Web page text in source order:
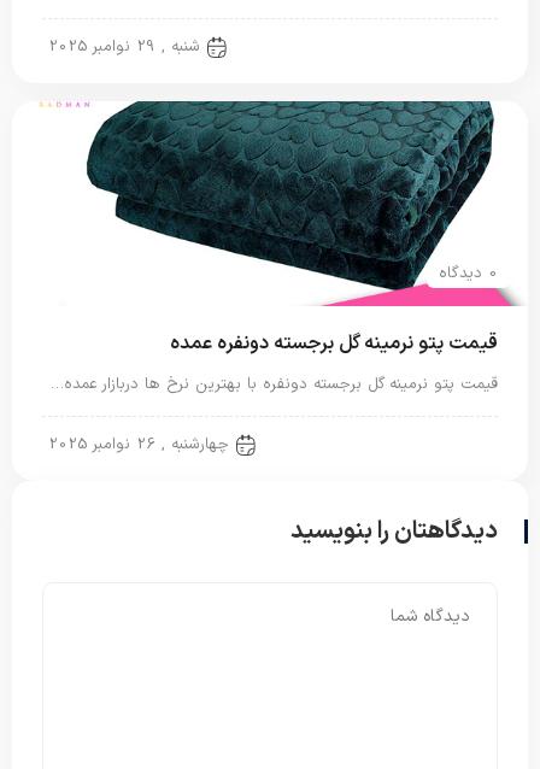
شنبه , 29 نوامبر 2025
0 دیدگاه
قیمت پتو نرمینه گل برجسته دونفره عمده
قیمت پتو نرمینه گل برجسته دونفره با بهترین نرخ ها دربازار عمده…
چهارشنبه , 26 نوامبر 2025
دیدگاهتان را بنویسید